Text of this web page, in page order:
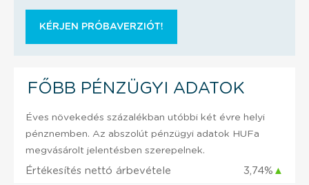
KÉRJEN PRÓBAVERZIÓT!
FŐBB PÉNZÜGYI ADATOK
Éves növekedés százalékban utóbbi két évre helyi
pénznemben. Az abszolút pénzügyi adatok HUFa
megvásárolt jelentésben szerepelnek.
Értékesítés nettó árbevétele 3,74% ▲